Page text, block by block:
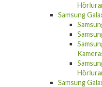
Samsung
Samsung